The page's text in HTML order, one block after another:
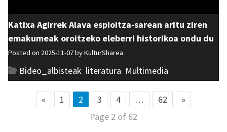
Katixa Agirrek Alava espioitza-sarean aritu ziren
emakumeak oroitzeko eleberri historikoa ondu du
Posted on 2025-11-07 byKulturSharea
Bideo_albisteak literatura Multimedia
« 1 2 3 4 … 62
»
Page 2 of 62